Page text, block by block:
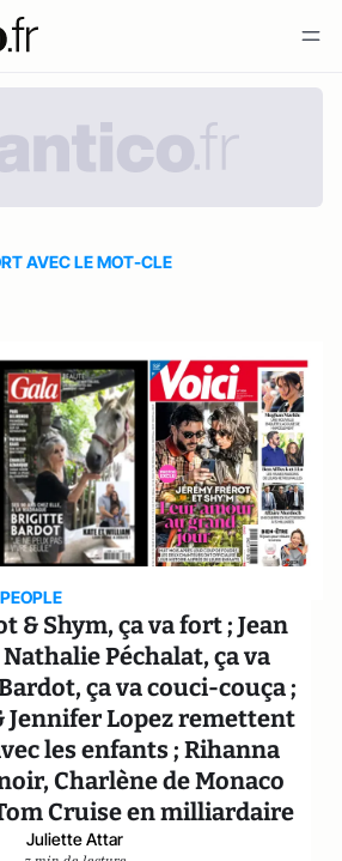
AVEC LE MOT-CLE
& Shym, ça va fort ; Jean
Péchalat, ça va
ça va couci-couça ;
Jennifer Lopez remettent
les enfants ; Rihanna
Charlène de Monaco
Cruise en milliardaire
Juliette Attar